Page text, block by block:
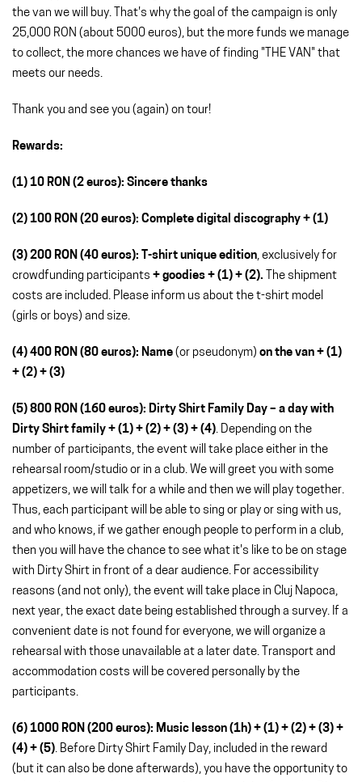
the van we will buy. That's why the goal of the campaign is only
25,000 RON (about 5000 euros), but the more funds we manage
to collect, the more chances we have of finding "THE VAN" that
meets our needs.
Thank you and see you (again) on tour!
Rewards:
(1) 10 RON (2 euros): Sincere thanks
(2) 100 RON (20 euros): Complete digital discography + (1)
(3) 200 RON (40 euros): T-shirt unique edition, exclusively for
crowdfunding participants + goodies + (1) + (2).
The shipment
costs are included. Please inform us about the t-shirt model
(girls or boys) and size.
(4) 400 RON (80 euros): Name (or pseudonym) on the van + (1)
+ (2) + (3)
(5) 800 RON (160 euros): Dirty Shirt Family Day – a day with
Dirty Shirt family + (1) + (2) + (3) + (4). Depending on the
number of participants, the event will take place either in the
rehearsal room/studio or in a club. We will greet you with some
appetizers, we will talk for a while and then we will play together.
Thus, each participant will be able to sing or play or sing with us,
and who knows, if we gather enough people to perform in a club,
then you will have the chance to see what it's like to be on stage
with Dirty Shirt in front of a dear audience. For accessibility
reasons (and not only), the event will take place in Cluj Napoca,
next year, the exact date being established through a survey. If a
convenient date is not found for everyone, we will organize a
rehearsal with those unavailable at a later date. Transport and
accommodation costs will be covered personally by the
participants.
(6) 1000 RON (200 euros): Music lesson (1h) + (1) + (2) + (3) +
(4) + (5). Before Dirty Shirt Family Day, included in the reward
(but it can also be done afterwards), you have the opportunity to